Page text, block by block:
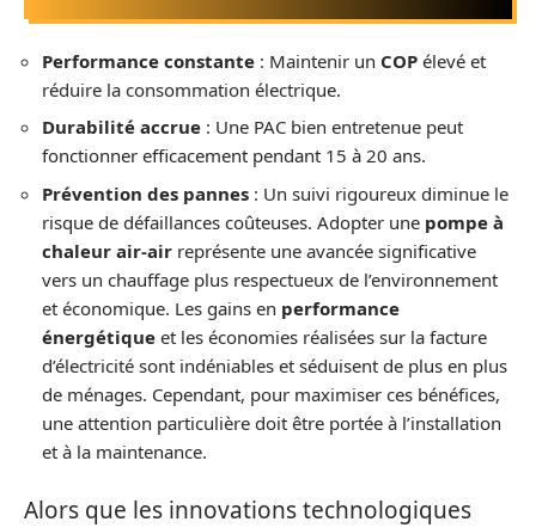
Performance constante : Maintenir un COP élevé et
réduire la consommation électrique.
Durabilité accrue : Une PAC bien entretenue peut
fonctionner efficacement pendant 15 à 20 ans.
Prévention des pannes : Un suivi rigoureux diminue le
risque de défaillances coûteuses. Adopter une pompe à
chaleur air-air représente une avancée significative
vers un chauffage plus respectueux de l’environnement
et économique. Les gains en performance
énergétique et les économies réalisées sur la facture
d’électricité sont indéniables et séduisent de plus en plus
de ménages. Cependant, pour maximiser ces bénéfices,
une attention particulière doit être portée à l’installation
et à la maintenance.
Alors que les innovations technologiques